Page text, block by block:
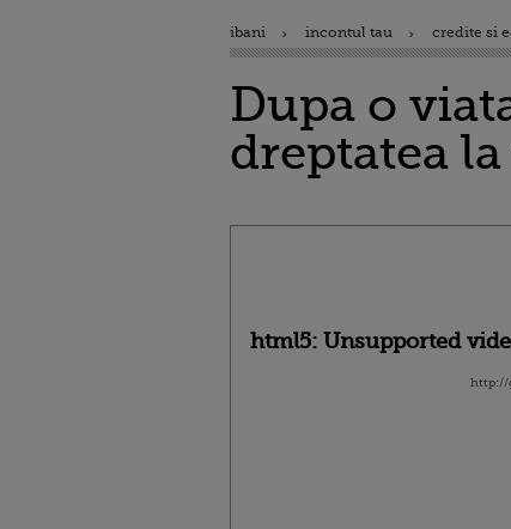
ibani incontul tau credite si
Dupa o
dreptatea
html5: Unsupported
http://